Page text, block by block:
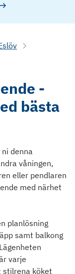
-
bästa
denna
våningen,
eller pendlaren
med närhet
planlösning
samt balkong
varje
stilrena köket